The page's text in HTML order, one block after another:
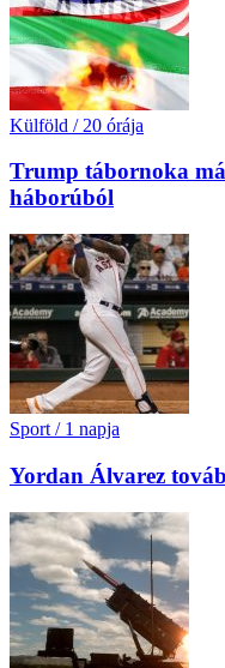
Külföld / 20 órája
Trump tábornoka
háborúból
Sport / 1 napja
Yordan Álvarez